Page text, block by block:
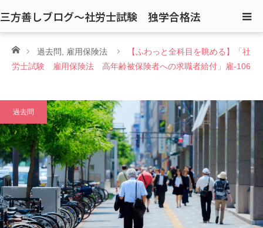
三方善しブログ〜社労士試験 独学合格法
ホーム過去問 雇用保険法
【ふわっと全科目を眺める】「社
労士試験 雇用保険法 高年齢被保険者への求職者給付」雇-106
過去問